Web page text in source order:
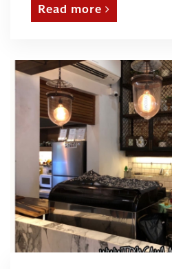
Read more